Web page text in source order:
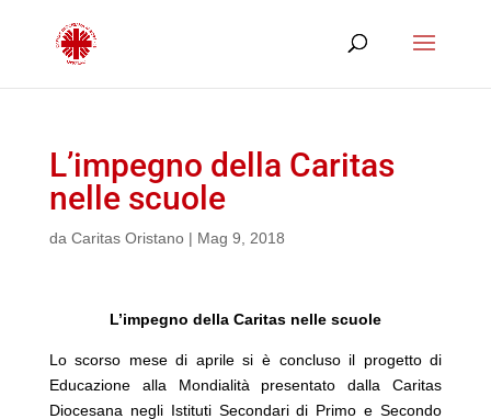
L’impegno della Caritas
nelle scuole
da Caritas Oristano| Mag 9, 2018
L’impegno della Caritas nelle scuole
Lo scorso mese di aprile si è concluso il progetto di
Educazione alla Mondialità presentato dalla Caritas
Diocesana negli Istituti Secondari di Primo e Secondo